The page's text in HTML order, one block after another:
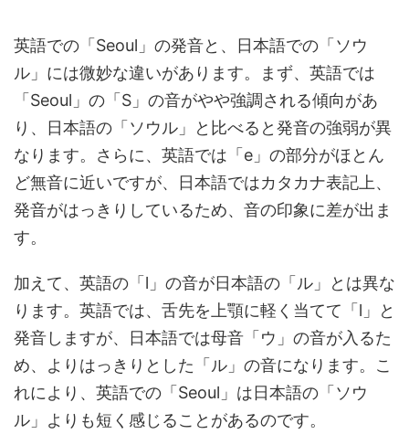
英語での「Seoul」の発音と、日本語での「ソウ
ル」には微妙な違いがあります。まず、英語では
「Seoul」の「S」の音がやや強調される傾向があ
り、日本語の「ソウル」と比べると発音の強弱が異
なります。さらに、英語では「e」の部分がほとん
ど無音に近いですが、日本語ではカタカナ表記上、
発音がはっきりしているため、音の印象に差が出ま
す。
加えて、英語の「l」の音が日本語の「ル」とは異な
ります。英語では、舌先を上顎に軽く当てて「l」と
発音しますが、日本語では母音「ウ」の音が入るた
め、よりはっきりとした「ル」の音になります。こ
れにより、英語での「Seoul」は日本語の「ソウ
ル」よりも短く感じることがあるのです。